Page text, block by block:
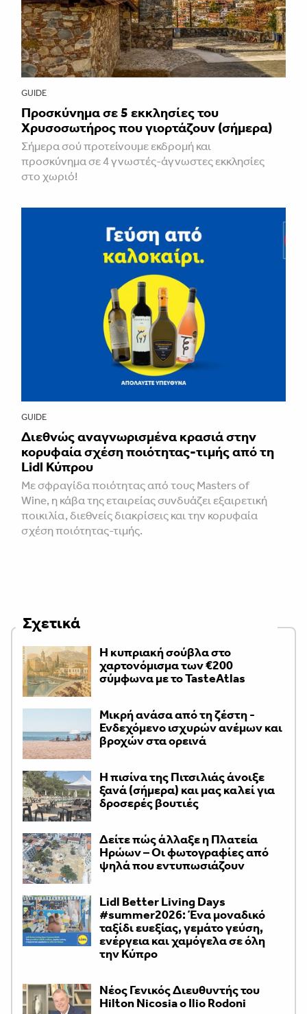
GUIDE
Προσκύνημα σε 5 εκκλησίες του
Χρυσοσωτήρος που γιορτάζουν (σήμερα)
Σήμερα σού προτείνουμε εκδρομή και
προσκύνημα σε 4 γνωστές-άγνωστες εκκλησίες
στο χωριό!
GUIDE
Διεθνώς αναγνωρισμένα κρασιά στην
κορυφαία σχέση ποιότητας-τιμής από τη
Lidl Κύπρου
Με σφραγίδα ποιότητας από τους Masters of
Wine, η κάβα της εταιρείας συνδυάζει εξαιρετική
ποικιλία, διεθνείς διακρίσεις και την κορυφαία
σχέση ποιότητας-τιμής.
Σχετικά
Η κυπριακή σούβλα στο
χαρτονόμισμα των €200
σύμφωνα με το TasteAtlas
Μικρή ανάσα από τη ζέστη -
Ενδεχόμενο ισχυρών ανέμων και
βροχών στα ορεινά
Η πισίνα της Πιτσιλιάς άνοιξε
ξανά (σήμερα) και μας καλεί για
δροσερές βουτιές
Δείτε πώς άλλαξε η Πλατεία
Ηρώων – Οι φωτογραφίες από
ψηλά που εντυπωσιάζουν
Lidl Better Living Days
#summer2026: Ένα μοναδικό
ταξίδι ευεξίας, γεμάτο γεύση,
ενέργεια και χαμόγελα σε όλη
την Κύπρο
Νέος Γενικός Διευθυντής του
Hilton Nicosia ο Ilio Rodoni